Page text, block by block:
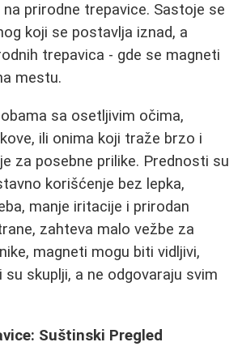
prirodne trepavice. Sastoje se
koji se postavlja iznad, a
trepavica - gde se magneti
mestu.
sa osetljivim očima,
ili onima koji traže brzo i
za posebne prilike. Prednosti su
korišćenje bez lepka,
manje iritacije i prirodan
zahteva malo vežbe za
magneti mogu biti vidljivi,
su skuplji, a ne odgovaraju svim
Suštinski Pregled